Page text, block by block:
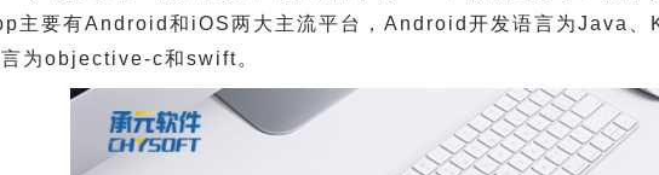
主要有Android和iOS两大主流平台，Android开发语言为Java
为objective-c和swift。